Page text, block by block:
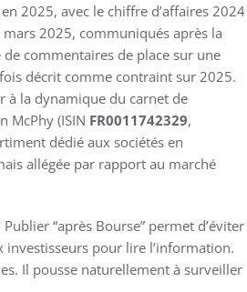
2025, avec le chiffre d’affaires 2024
2025, communiqués après la
de commentaires de place sur une
décrit comme contraint sur 2025.
à la dynamique du carnet de
McPhy (ISIN FR0011742329,
dédié aux sociétés en
allégée par rapport au marché
“après Bourse” permet d’éviter
pour lire l’information.
Il pousse naturellement à surveiller